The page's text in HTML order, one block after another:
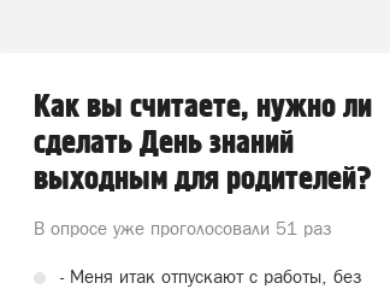
Как вы считаете, нужно ли
сделать День знаний
выходным для родителей?
В опросе уже проголосовали 51 раз
- Меня итак отпускают с работы, без